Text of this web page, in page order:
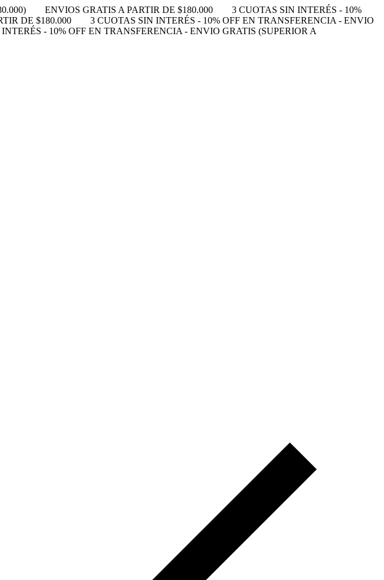
ENVIOS GRATIS A PARTIR DE $180.000
3 CUOTAS SIN INTERÉS - 10%
DE $180.000
3 CUOTAS SIN INTERÉS - 10% OFF EN TRANSFERENCIA - ENVIO
- 10% OFF EN TRANSFERENCIA - ENVIO GRATIS (SUPERIOR A